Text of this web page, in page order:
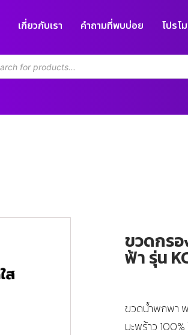
เกี่ยวกับเรา คำถามที่พบบ่อย โปรโ
ขวดกรอ
ฟ้า รุ่น
ขวดน้ำพกพา พ
มะพร้าว